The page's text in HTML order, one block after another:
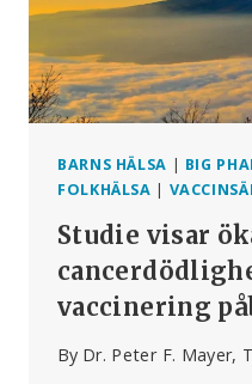
2030
BARNS HÄLSA | BIG
FOLKHÄLSA |
Studie visar
vaccinering
By Dr. Peter F. Mayer,